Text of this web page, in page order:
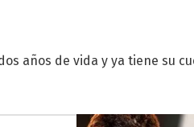
años de vida y ya tiene su